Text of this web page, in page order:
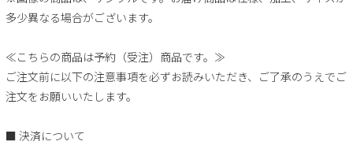
多少異なる場合がございます。
≪こちらの商品は予約（受注）商品です。≫
ご注文前に以下の注意事項を必ずお読みいただき、ご了承のうえでご
注文をお願いいたします。
■ 決済について